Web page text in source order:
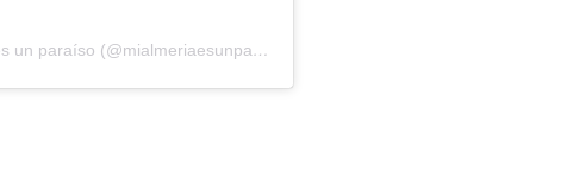
Una publicación compartida de Mi Almería es un paraíso (@mialmeriaesunparaiso)